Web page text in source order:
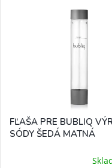
FĽAŠA PRE BUBLIQ
SÓDY ŠEDÁ MATNÁ